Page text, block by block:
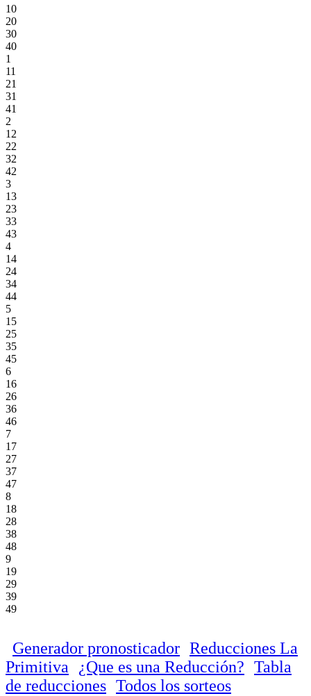
10
20
30
40
1
11
21
31
41
2
12
22
32
42
3
13
23
33
43
4
14
24
34
44
5
15
25
35
45
6
16
26
36
46
7
17
27
37
47
8
18
28
38
48
9
19
29
39
49
Generador pronosticador Reducciones La
Primitiva
¿Que es una Reducción? Tabla
de reducciones Todos los sorteos